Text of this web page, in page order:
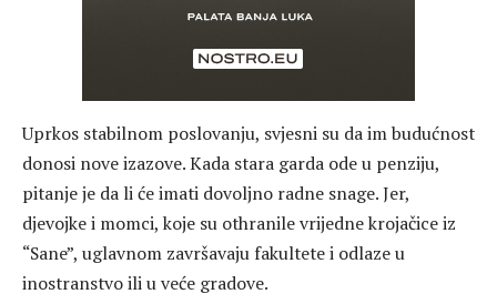
Uprkos stabilnom poslovanju, svjesni su da im budućnost
donosi nove izazove. Kada stara garda ode u penziju,
pitanje je da li će imati dovoljno radne snage. Jer,
djevojke i momci, koje su othranile vrijedne krojačice iz
“Sane”, uglavnom završavaju fakultete i odlaze u
inostranstvo ili u veće gradove.